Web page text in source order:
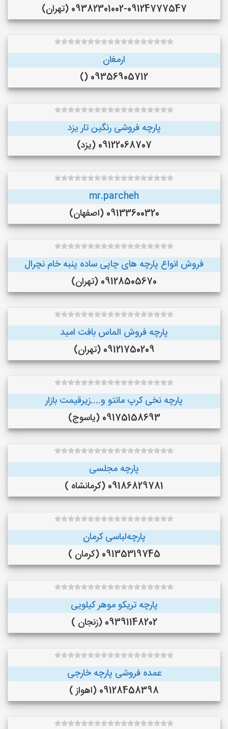
09382301002-09124777547 (تهران)
ارمغان
09356905712 ()
پارچه فروشی رنگین تار یزد
09122068707 (یزد)
mr.parcheh
09133600320 (اصفهان)
فروش انواع پارچه های چاپی ساده پنبه خام نچرال
09128505670 (تهران)
پارچه فروش الماس بافت امید
09121750209 (تهران)
پارچه نخی کرپ مانتو و....زیرقیمت بازار
09175158693 (یاسوج)
پارچه مجلسی
09186829781 (کرمانشاه )
پارچه‌لباسی کرمان
09135319745 (کرمان )
پارچه تریکو موهر کیلویی
09391148202 (زنجان )
عمده فروشی پارچه خارجی
09128458398 (اهواز )